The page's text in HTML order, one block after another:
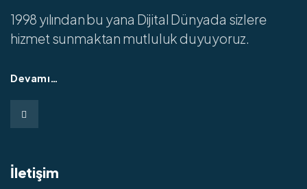
1998 yılından bu yana Dijital Dünyada sizlere
hizmet sunmaktan mutluluk duyuyoruz.
Devamı…
İletişim